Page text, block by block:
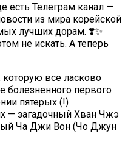
есть Телеграм канал —
из мира корейской
лучших дорам. ❣️✨
не искать. А теперь
все ласково
болезненного первого
пятерых (!)
— загадочный Хван Чжэ
Ча Джи Вон (Чо Джун